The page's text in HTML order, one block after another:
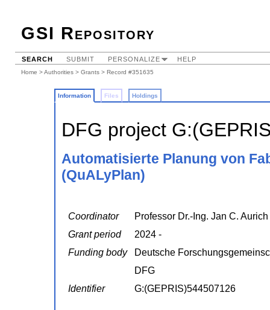
GSI Repository
SEARCH SUBMIT PERSONALIZE HELP
Home >Authorities > Grants > Record #351635
Information Files Holdings
DFG project
Automatisierte Planung von
(QuALyPlan)
Coordinator
Professor Dr.-Ing. Jan C. Aurich
Grant period
2024 -
Funding body
Deutsche
DFG
Identifier
G:(GEPRIS)544507126